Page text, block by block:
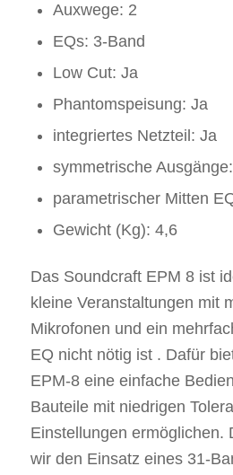
Auxwege: 2
EQs: 3-Band
Low Cut: Ja
Phantomspeisung: Ja
integriertes Netzteil: Ja
symmetrische
parametrischer Mitten
Gewicht (Kg): 4,6
Das Soundcraft EPM 8 ist
kleine Veranstaltungen mit
Mikrofonen und ein
EQ nicht nötig ist . Dafür
EPM-8 eine einfache
Bauteile mit niedrigen
Einstellungen ermöglichen.
wir den Einsatz eines 31-